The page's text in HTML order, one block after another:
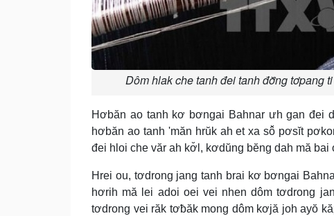
Dôm hlak che tanh đei tanh đơ̆ng tơpang
Hơbăn ao tanh kơ bơngai Bahnar ưh gan đei
hơbăn ao tanh 'măn hrŭk ah et xa sô̆ pơsĭt
đei hloi che văr ah kơ̆l, kơdŭng bĕng dah mă bai
Hrei ou, tơdrong jang tanh brai kơ bơngai
hơrih mă lei adoi oei vei nhen dôm tơdrong
tơdrong vei răk tơƀăk mong dôm kơjă joh ayŏ